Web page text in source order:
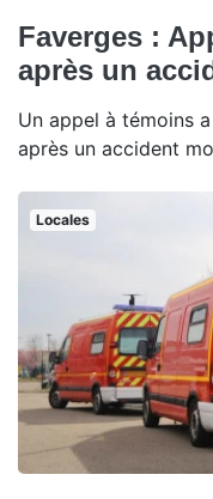
Faverges :
après un
Un appel à témoins
après un accident
Locales